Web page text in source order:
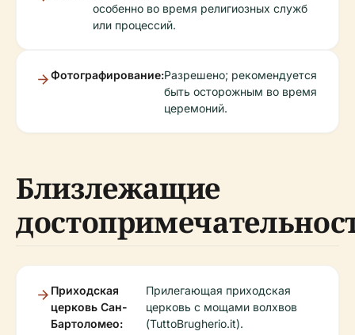
особенно во время религиозных служб
или процессий.
Фотографирование:Разрешено; рекомендуется
быть осторожным во время
церемоний.
Близлежащие
Приходская
церковь Сан-
Бартоломео:
Прилегающая приходская
церковь с мощами волхвов
(TuttoBrugherio.it).